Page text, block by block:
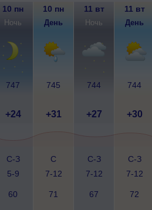
10 пн 10 пн 11 вт 11 вт
Ночь День Ночь День
747 745 744 744
+24 +31 +27 +30
С-З
5-9
С
7-12
С-З
7-12
С-З
7-12
60 71 67 72